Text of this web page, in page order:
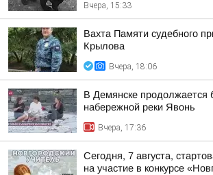
Вчера, 15:33
Вахта Памяти судебного
Крылова
Вчера, 18:06
В Демянске продолжается
набережной реки Явонь
Вчера, 17:36
Сегодня, 7 августа,
на участие в конкурсе